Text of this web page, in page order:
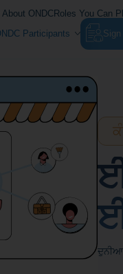
About ONDCRoles You Can
Participants
Sign
ਦੁਨੀਆ